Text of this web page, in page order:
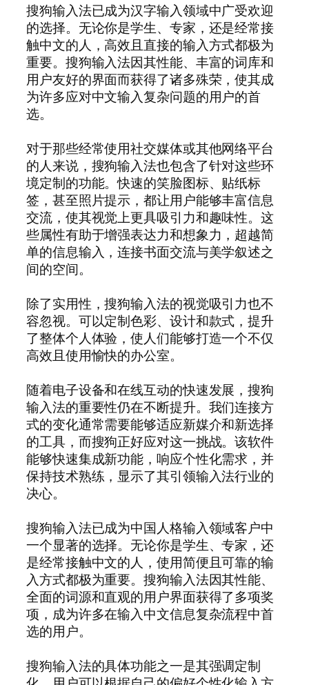
搜狗输入法已成为汉字输入领域中广受欢迎
的选择。无论你是学生、专家，还是经常接
触中文的人，高效且直接的输入方式都极为
重要。搜狗输入法因其性能、丰富的词库和
用户友好的界面而获得了诸多殊荣，使其成
为许多应对中文输入复杂问题的用户的首
选。
对于那些经常使用社交媒体或其他网络平台
的人来说，搜狗输入法也包含了针对这些环
境定制的功能。快速的笑脸图标、贴纸标
签，甚至照片提示，都让用户能够丰富信息
交流，使其视觉上更具吸引力和趣味性。这
些属性有助于增强表达力和想象力，超越简
单的信息输入，连接书面交流与美学叙述之
间的空间。
除了实用性，搜狗输入法的视觉吸引力也不
容忽视。可以定制色彩、设计和款式，提升
了整体个人体验，使人们能够打造一个不仅
高效且使用愉快的办公室。
随着电子设备和在线互动的快速发展，搜狗
输入法的重要性仍在不断提升。我们连接方
式的变化通常需要能够适应新媒介和新选择
的工具，而搜狗正好应对这一挑战。该软件
能够快速集成新功能，响应个性化需求，并
保持技术熟练，显示了其引领输入法行业的
决心。
搜狗输入法已成为中国人格输入领域客户中
一个显著的选择。无论你是学生、专家，还
是经常接触中文的人，使用简便且可靠的输
入方式都极为重要。搜狗输入法因其性能、
全面的词源和直观的用户界面获得了多项奖
项，成为许多在输入中文信息复杂流程中首
选的用户。
搜狗输入法的具体功能之一是其强调定制